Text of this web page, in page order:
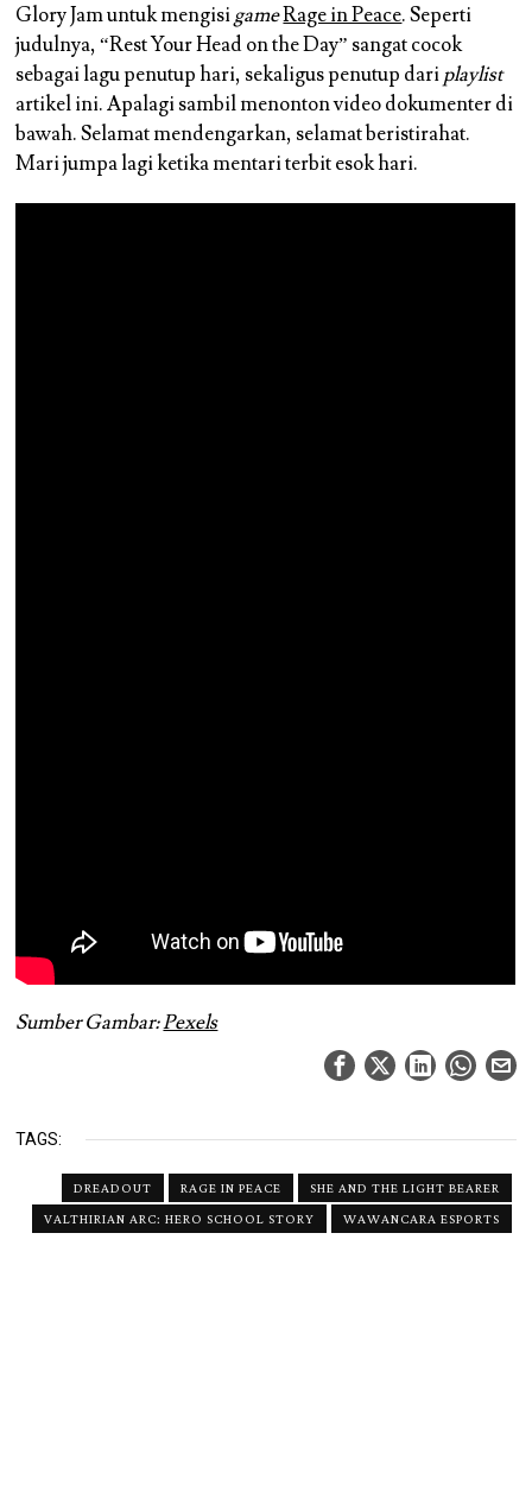
Glory Jam untuk mengisigameRage in Peace. Seperti
judulnya, “Rest Your Head on the Day” sangat cocok
sebagai lagu penutup hari, sekaligus penutup dariplaylist
artikel ini. Apalagi sambil menonton video dokumenter di
bawah. Selamat mendengarkan, selamat beristirahat.
Mari jumpa lagi ketika mentari terbit esok hari.
Sumber Gambar:Pexels
TAGS:
DREADOUT RAGE IN PEACE
SHE AND THE LIGHT BEARER
VALTHIRIAN ARC: HERO SCHOOL STORY
WAWANCARA ESPORTS